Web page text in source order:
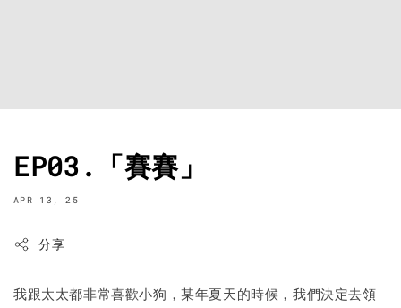
EP03.「賽賽」
APR 13, 25
分享
我跟太太都非常喜歡小狗，某年夏天的時候，我們決定去領